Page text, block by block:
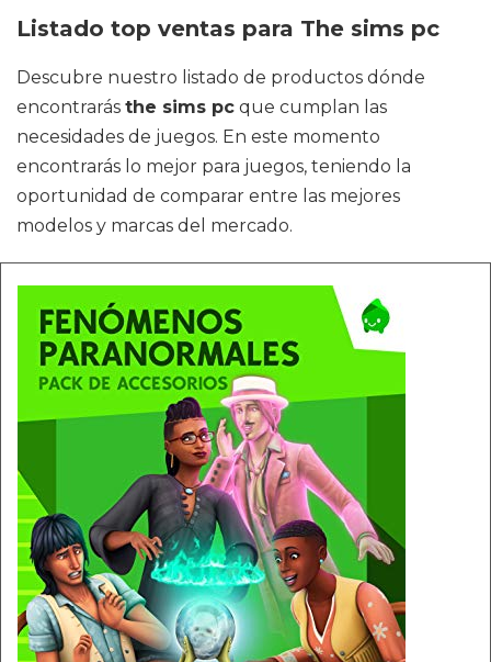
Listado top ventas para The sims pc
Descubre nuestro listado de productos dónde
encontrarás the sims pc que cumplan las
necesidades de juegos. En este momento
encontrarás lo mejor para juegos, teniendo la
oportunidad de comparar entre las mejores
modelos y marcas del mercado.